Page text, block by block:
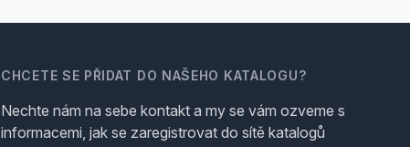
CHCETE SE PŘIDAT DO NAŠEHO KATALOGU?
Nechte nám na sebe kontakt a my se vám ozveme s
informacemi, jak se zaregistrovat do sítě katalogů